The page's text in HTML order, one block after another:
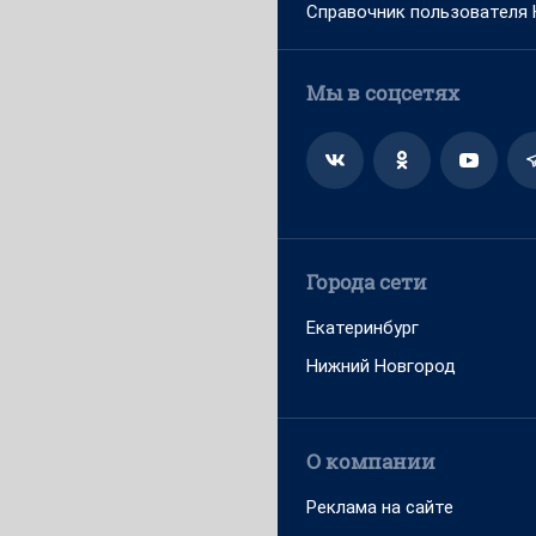
Справочник пользователя
Мы в соцсетях
Города сети
Екатеринбург
Нижний Новгород
О компании
Реклама на сайте